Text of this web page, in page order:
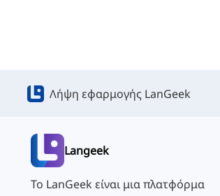
Λήψη εφαρμογής LanGeek
Langeek
Το LanGeek είναι μια πλατφόρμα